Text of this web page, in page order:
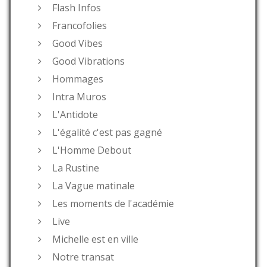
Flash Infos
Francofolies
Good Vibes
Good Vibrations
Hommages
Intra Muros
L'Antidote
L'égalité c'est pas gagné
L'Homme Debout
La Rustine
La Vague matinale
Les moments de l'académie
Live
Michelle est en ville
Notre transat